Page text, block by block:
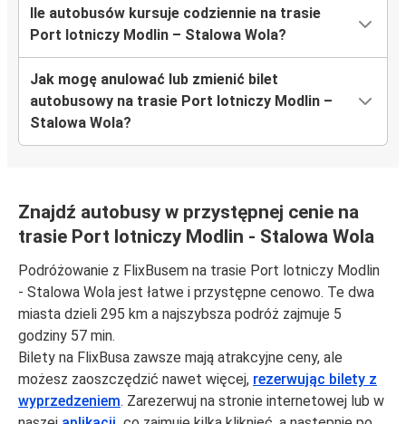
Ile autobusów kursuje codziennie na trasie
Port lotniczy Modlin – Stalowa Wola?
Jak mogę anulować lub zmienić bilet
autobusowy na trasie Port lotniczy Modlin –
Stalowa Wola?
Znajdź autobusy w przystępnej cenie na
trasie Port lotniczy Modlin - Stalowa Wola
Podróżowanie z FlixBusem na trasie Port lotniczy Modlin
- Stalowa Wola jest łatwe i przystępne cenowo. Te dwa
miasta dzieli 295 km a najszybsza podróż zajmuje 5
godziny 57 min.
Bilety na FlixBusa zawsze mają atrakcyjne ceny, ale
możesz zaoszczędzić nawet więcej, rezerwując bilety z
wyprzedzeniem. Zarezerwuj na stronie internetowej lub w